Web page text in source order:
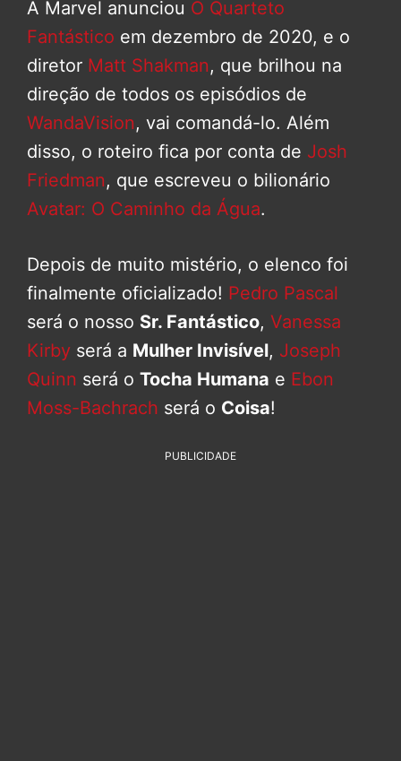
A Marvel anunciou O Quarteto
Fantástico em dezembro de 2020, e o
diretor Matt Shakman, que brilhou na
direção de todos os episódios de
WandaVision, vai comandá-lo. Além
disso, o roteiro fica por conta de Josh
Friedman, que escreveu o bilionário
Avatar: O Caminho da Água.
Depois de muito mistério, o elenco foi
finalmente oficializado! Pedro Pascal
será o nosso Sr. Fantástico, Vanessa
Kirby será a Mulher Invisível, Joseph
Quinn será o Tocha Humana e Ebon
Moss-Bachrach será o Coisa!
PUBLICIDADE